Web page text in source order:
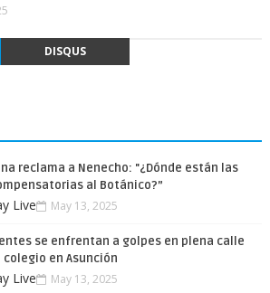
DISQUS
reclama a Nenecho: "¿Dónde están las
al Botánico?”
Live May 13, 2025
se enfrentan a golpes en plena calle
en Asunción
Live May 13, 2025